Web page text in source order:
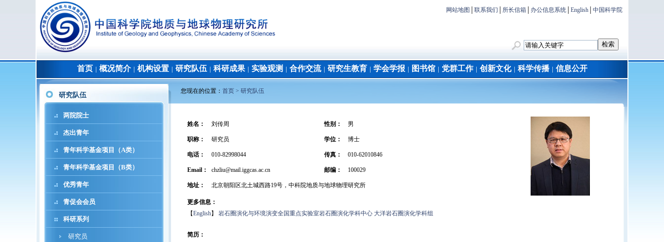
网站地图 联系我们 所长信箱 办公信息系统 English 中国科学院
首页 概况简介│ 机构设置 研究队伍 科研成果│ 实验观测 合作交流│ 研究生教育 学会学报 图书馆 党群工作│ 创新文化│ 科学传播│ 信息公开
研究队伍
两院院士
杰出青年
青年科学基金项目（A类）
青年科学基金项目（B类）
优秀青年
青促会会员
科研系列
研究员
您现在的位置： 首页 > 研究队伍
姓名 ： 刘传周 性别： 男
职称 ： 研究员 学位 ： 博士
电话： 010-82998044 传真： 010-62010846
Email： chzliu@mail.iggcas.ac.cn 邮编： 100029
地址 ： 北京朝阳区北土城西路19号，中科院地质与地球物理研究所
更多信息：
【English】 岩石圈演化与环境演变全国重点实验室岩石圈演化学科中心 大洋岩石圈演化学科组
简历：